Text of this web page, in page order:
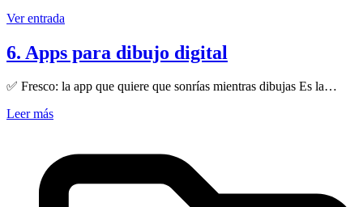
Ver entrada
6. Apps para dibujo digital
✅ Fresco: la app que quiere que sonrías mientras dibujas Es la…
Leer más